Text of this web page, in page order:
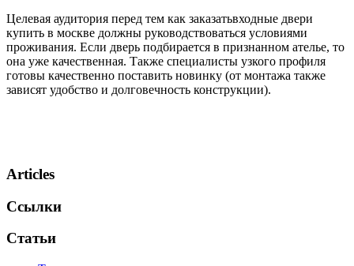
Целевая аудитория перед тем как заказатьвходные двери
купить в москве должны руководствоваться условиями
проживания. Если дверь подбирается в признанном ателье, то
она уже качественная. Также специалисты узкого профиля
готовы качественно поставить новинку (от монтажа также
зависят удобство и долговечность конструкции).
Articles
Ссылки
Статьи